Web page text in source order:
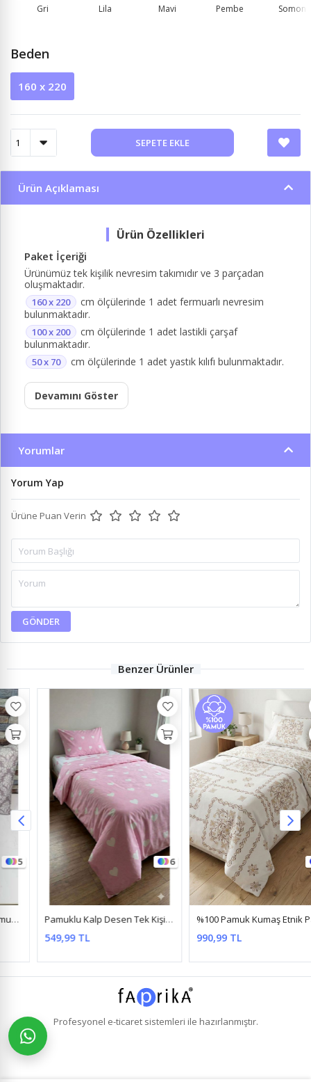
Gri Lila Mavi Pembe Somon
Beden
160 x 220
SEPETE EKLE
Ürün Açıklaması
Paket İçeriği
Ürünümüz tek kişilik nevresim takımıdır ve 3 parçadan
oluşmaktadır.
160 x 220
cm ölçülerinde 1 adet fermuarlı nevresim
bulunmaktadır.
100 x 200
cm ölçülerinde 1 adet lastikli çarşaf
bulunmaktadır.
50 x 70 cm ölçülerinde 1 adet yastık kılıfı bulunmaktadır.
Devamını Göster
Yorumlar
Yorum Yap
Ürüne Puan Verin
GÖNDER
Benzer Ürünler
6
Pamuklu Kalp Desen Tek Kişilik Nevresim Takımı (Çarşafı Lastikli) Pembe
549,99 TL
%100 Pamuk Kumaş Etnik Papatya Desen Tek Kişilik Nevresim Takımı Kahve
990,99 TL
Profesyonel e-ticaretsistemleri ile hazırlanmıştır.